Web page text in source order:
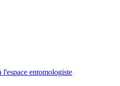
l'espace entomologiste